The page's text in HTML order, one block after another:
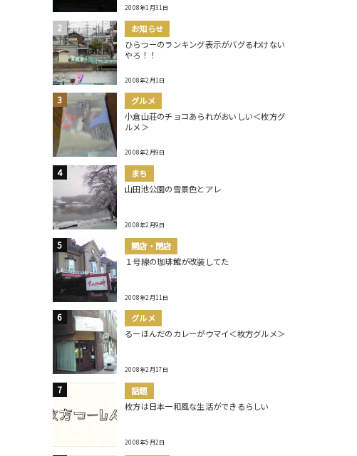
2008年1月31日
お知らせ
ひらつーのランキング表示がバグるわけない
やろ！！
2008年2月1日
グルメ
小倉山荘のチョコあられがおいしい＜枚方グ
ルメ＞
2008年2月9日
まち
山田池公園の雪景色とアレ
2008年2月9日
開店・閉店
１号線の珈琲館が改装してた
2008年2月11日
グルメ
るーほんだのカレーがウマイ＜枚方グルメ＞
2008年2月17日
話題
枚方は日本一和風な生活ができるらしい
2008年5月2日